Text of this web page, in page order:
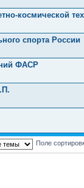
космической
спорта России
ФАСР
Поле